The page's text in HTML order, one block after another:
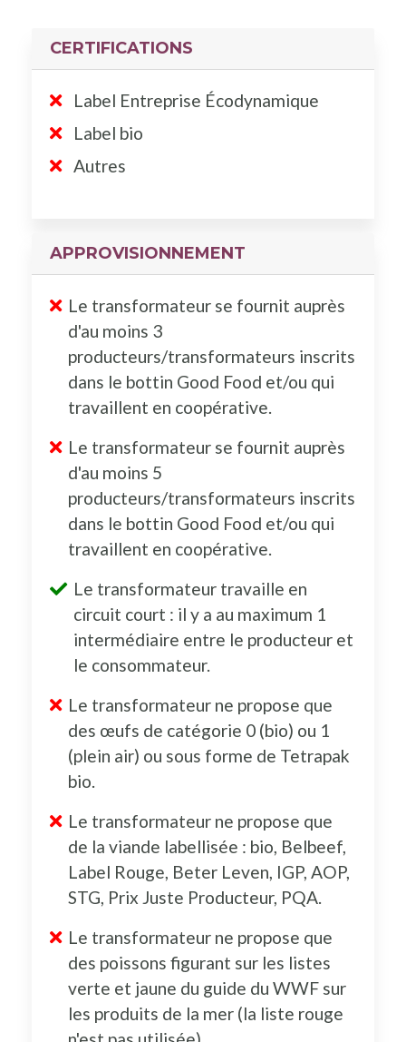
CERTIFICATIONS
Label Entreprise Écodynamique
Label bio
Autres
APPROVISIONNEMENT
Le transformateur se fournit auprès
d'au moins 3
producteurs/transformateurs inscrits
dans le bottin Good Food et/ou qui
travaillent en coopérative.
Le transformateur se fournit auprès
d'au moins 5
producteurs/transformateurs inscrits
dans le bottin Good Food et/ou qui
travaillent en coopérative.
Le transformateur travaille en
circuit court : il y a au maximum 1
intermédiaire entre le producteur et
le consommateur.
Le transformateur ne propose que
des œufs de catégorie 0 (bio) ou 1
(plein air) ou sous forme de Tetrapak
bio.
Le transformateur ne propose que
de la viande labellisée : bio, Belbeef,
Label Rouge, Beter Leven, IGP, AOP,
STG, Prix Juste Producteur, PQA.
Le transformateur ne propose que
des poissons figurant sur les listes
verte et jaune du guide du WWF sur
les produits de la mer (la liste rouge